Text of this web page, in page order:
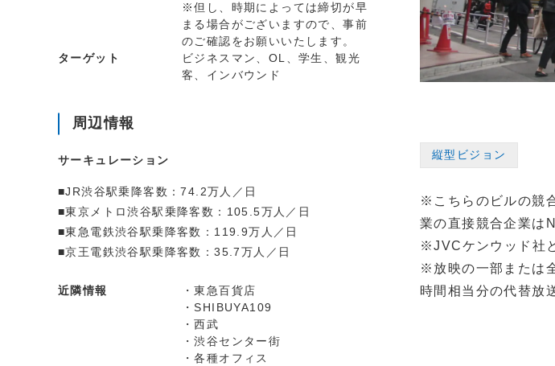
※但し、時期によっては締切が早
まる場合がございますので、事前
のご確認をお願いいたします。
ターゲット
ビジネスマン、OL、学生、観光
客、インバウンド
周辺情報
サーキュレーション
■JR渋谷駅乗降客数：74.2万人／日
■東京メトロ渋谷駅乗降客数：105.5万人／日
■東急電鉄渋谷駅乗降客数：119.9万人／日
■京王電鉄渋谷駅乗降客数：35.7万人／日
近隣情報
・東急百貨店
・SHIBUYA109
・西武
・渋谷センター街
・各種オフィス
縦型ビジョン
※こちらのビルの競
業の直接競合企業は
※JVCケンウッド社
※放映の一部または
時間相当分の代替放